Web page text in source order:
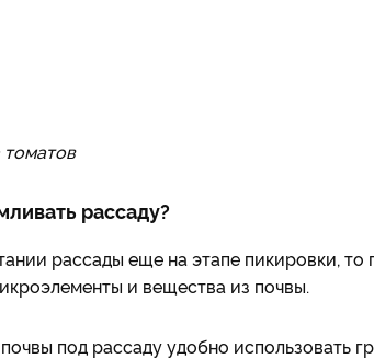
томатов
рассаду?
рассады еще на этапе пикировки,
и вещества из почвы.
под рассаду удобно использовать